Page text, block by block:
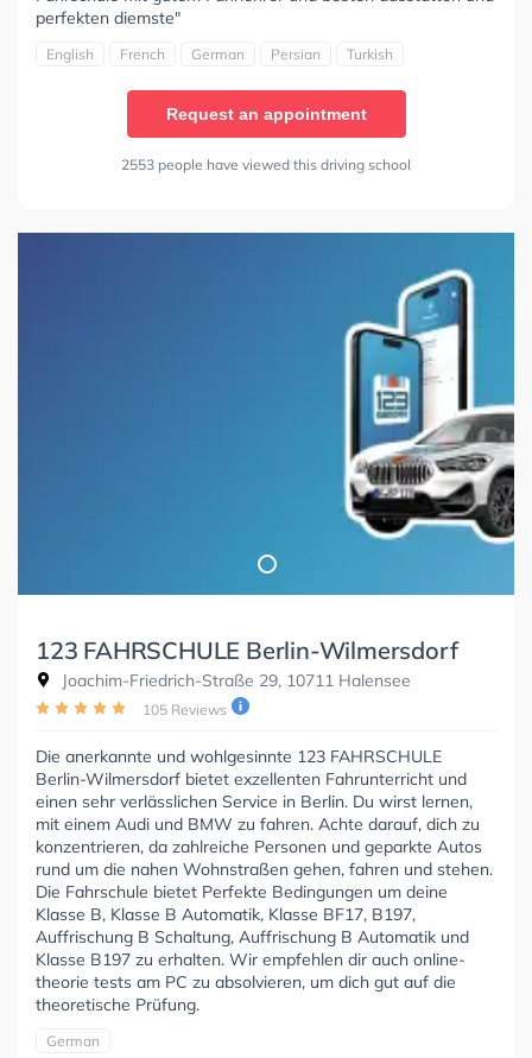
perfekten diemste"
English French German Persian Turkish
Request an appointment
2553 people have viewed this driving school
123 FAHRSCHULE Berlin-Wilmersdorf
Joachim-Friedrich-Straße 29, 10711 Halensee
105 Reviews
Die anerkannte und wohlgesinnte 123 FAHRSCHULE
Berlin-Wilmersdorf bietet exzellenten Fahrunterricht und
einen sehr verlässlichen Service in Berlin. Du wirst lernen,
mit einem Audi und BMW zu fahren. Achte darauf, dich zu
konzentrieren, da zahlreiche Personen und geparkte Autos
rund um die nahen Wohnstraßen gehen, fahren und stehen.
Die Fahrschule bietet Perfekte Bedingungen um deine
Klasse B, Klasse B Automatik, Klasse BF17, B197,
Auffrischung B Schaltung, Auffrischung B Automatik und
Klasse B197 zu erhalten. Wir empfehlen dir auch online-
theorie tests am PC zu absolvieren, um dich gut auf die
theoretische Prüfung.
German